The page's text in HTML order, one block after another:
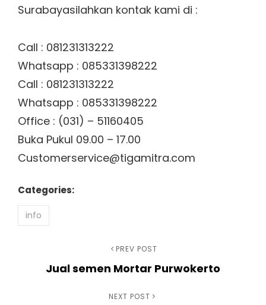
Surabayasilahkan kontak kami di :
Call : 081231313222
Whatsapp : 085331398222
Call : 081231313222
Whatsapp : 085331398222
Office : (031) – 51160405
Buka Pukul 09.00 – 17.00
Customerservice@tigamitra.com
Categories:
info
pos
PREV POST
Jual semen Mortar Purwokerto
NEXT POST